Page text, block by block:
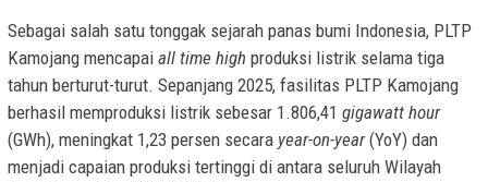
Sebagai salah satu tonggak sejarah panas bumi Indonesia, PLTP
Kamojang mencapai all time high produksi listrik selama tiga
tahun berturut-turut. Sepanjang 2025, fasilitas PLTP Kamojang
berhasil memproduksi listrik sebesar 1.806,41 gigawatt hour
(GWh), meningkat 1,23 persen secara year-on-year(YoY) dan
menjadi capaian produksi tertinggi di antara seluruh Wilayah